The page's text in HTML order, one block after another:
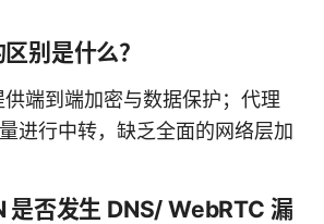
别是什么？
端到端加密与数据保护；代理
进行中转，缺乏全面的网络层加
是否发生 DNS/ WebRTC 漏